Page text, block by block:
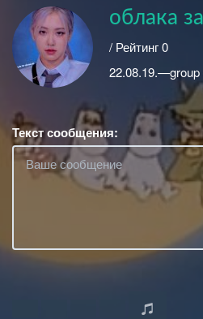
облака
/ Рейтинг 0
22.08.19.—group
Текст сообщения: